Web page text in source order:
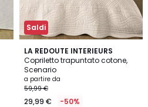
Saldi
LA REDOUTE INTERIEURS
Copriletto trapuntato cotone,
Scenario
a partire da
59,99 €
29,99 € -50%
4,5
/ 5
9
Colori